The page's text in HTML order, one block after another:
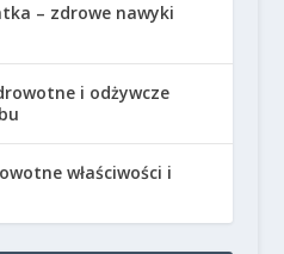
– zdrowe nawyki
i odżywcze
właściwości i